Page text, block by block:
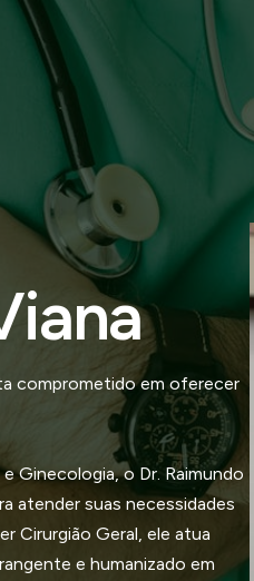
comprometido em oferecer
Ginecologia, o Dr. Raimundo
atender suas necessidades
Cirurgião Geral, ele atua
e humanizado em